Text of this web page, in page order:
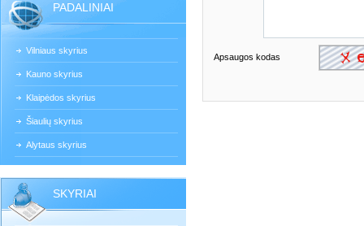
PADALINIAI
Vilniaus skyrius
Kauno skyrius
Klaipėdos skyrius
Šiaulių skyrius
Alytaus skyrius
SKYRIAI
Apsaugos kodas